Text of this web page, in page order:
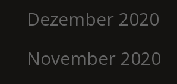
Dezember 2020
November 2020